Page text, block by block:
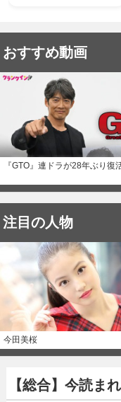
おすすめ動画
『GTO』連ドラが28年ぶり復
注目の人物
今田美桜
【総合】今読ま